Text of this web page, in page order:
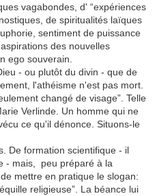
vagabondes, d' “expériences
de spiritualités laïques
sentiment de puissance
des nouvelles
ego souverain.
- ou plutôt du divin - que de
l'athéisme n'est pas mort.
changé de visage”. Telle
Verlinde. Un homme qui ne
ce qu'il dénonce. Situons-le
De formation scientifique - il
- mais, peu préparé à la
mettre en pratique le slogan:
religieuse”. La béance lui